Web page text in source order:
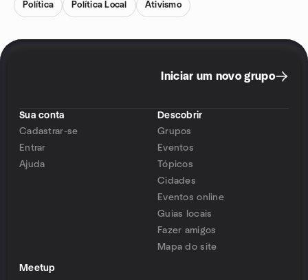
Política Política Local Ativismo
Iniciar um novo grupo
Sua conta
Cadastrar-se
Entrar
Ajuda
Descobrir
Grupos
Eventos
Tópicos
Cidades
Eventos online
Guias locais
Fazer amigos
Mapa do site
Meetup